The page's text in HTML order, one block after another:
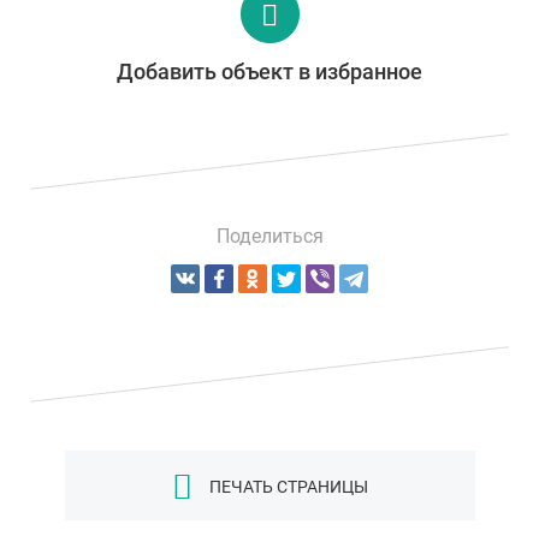
Добавить объект в избранное
Поделиться
ПЕЧАТЬ СТРАНИЦЫ